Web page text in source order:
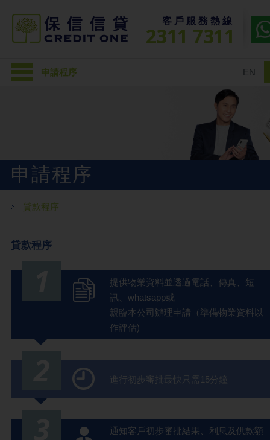
客戶服務熱線
2311 7311
申請程序 EN
申請程序
貸款程序
貸款程序
提供物業資料並透過電話、傳真、短
訊、whatsapp或
親臨本公司辦理申請（準備物業資料以
作評估)
進行初步審批最快只需15分鐘
通知客戶初步審批結果、利息及供款額